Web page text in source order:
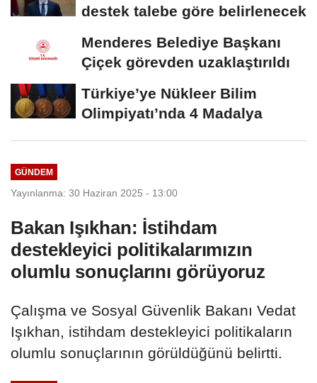
destek talebe göre belirlenecek
Menderes Belediye Başkanı
Çiçek görevden uzaklaştırıldı
Türkiye’ye Nükleer Bilim
Olimpiyatı’nda 4 Madalya
GÜNDEM
Yayınlanma: 30 Haziran 2025 - 13:00
Bakan Işıkhan: İstihdam
destekleyici politikalarımızın
olumlu sonuçlarını görüyoruz
Çalışma ve Sosyal Güvenlik Bakanı Vedat
Işıkhan, istihdam destekleyici politikaların
olumlu sonuçlarının görüldüğünü belirtti.